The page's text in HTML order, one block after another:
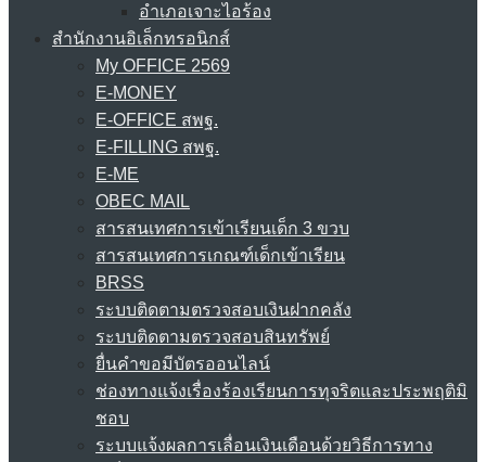
อำเภอเจาะไอร้อง
สำนักงานอิเล็กทรอนิกส์
My OFFICE 2569
E-MONEY
E-OFFICE สพฐ.
E-FILLING สพฐ.
E-ME
OBEC MAIL
สารสนเทศการเข้าเรียนเด็ก 3 ขวบ
สารสนเทศการเกณฑ์เด็กเข้าเรียน
BRSS
ระบบติดตามตรวจสอบเงินฝากคลัง
ระบบติดตามตรวจสอบสินทรัพย์
ยื่นคำขอมีบัตรออนไลน์
ช่องทางแจ้งเรื่องร้องเรียนการทุจริตและประพฤติมิ
ชอบ
ระบบแจ้งผลการเลื่อนเงินเดือนด้วยวิธีการทาง